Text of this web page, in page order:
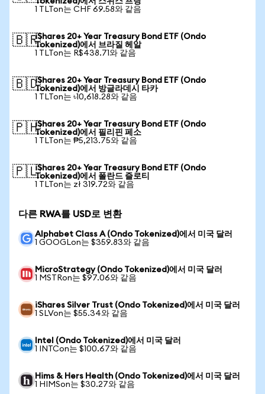
1 TLTon는 CHF 69.58와 같음
🇧🇷iShares 20+ Year Treasury Bond ETF (Ondo
Tokenized)에서 브라질 헤알
1 TLTon는 R$438.71와 같음
🇧🇩iShares 20+ Year Treasury Bond ETF (Ondo
Tokenized)에서 방글라데시 타카
1 TLTon는 ৳10,618.28와 같음
🇵🇭iShares 20+ Year Treasury Bond ETF (Ondo
Tokenized)에서 필리핀 페소
1 TLTon는 ₱5,213.75와 같음
🇵🇱iShares 20+ Year Treasury Bond ETF (Ondo
Tokenized)에서 폴란드 즐로티
1 TLTon는 zł 319.72와 같음
다른 RWA를 USD로 변환
Alphabet Class A (Ondo Tokenized)에서 미국 달러
1 GOOGLon는 $359.83와 같음
MicroStrategy (Ondo Tokenized)에서 미국 달러
1 MSTRon는 $97.06와 같음
iShares Silver Trust (Ondo Tokenized)에서 미국 달러
1 SLVon는 $55.34와 같음
Intel (Ondo Tokenized)에서 미국 달러
1 INTCon는 $100.67와 같음
Hims & Hers Health (Ondo Tokenized)에서 미국 달러
1 HIMSon는 $30.27와 같음